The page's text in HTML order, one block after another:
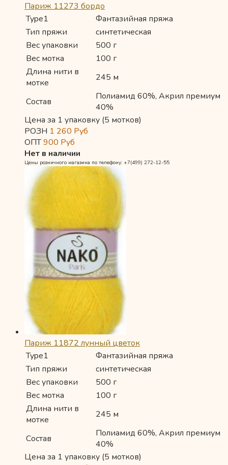
Париж 11273 бордо
Type1
Фантазийная пряжа
Тип пряжи
синтетическая
Вес упаковки
500 г
Вес мотка
100 г
Длина нити в
мотке
245 м
Состав
Полиамид 60%, Акрил премиум
40%
Цена за 1 упаковку (5 мотков)
РОЗН 1 260 Руб
ОПТ900 Руб
Нет в наличии
Цены розничного магазина по телефону: +7(499) 272-12-55
Париж 11872 лунный цветок
Type1
Фантазийная пряжа
Тип пряжи
синтетическая
Вес упаковки
500 г
Вес мотка
100 г
Длина нити в
мотке
245 м
Состав
Полиамид 60%, Акрил премиум
40%
Цена за 1 упаковку (5 мотков)